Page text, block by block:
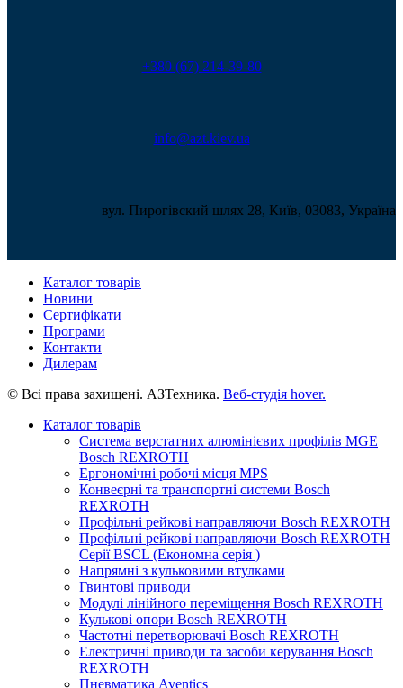
+380 (67) 214-39-80
info@azt.kiev.ua
вул. Пирогівский шлях 28, Київ, 03083, Україна
Каталог товарів
Новини
Сертифікати
Програми
Контакти
Дилерам
© Всі права захищені. АЗТехника. Веб-студія hover.
Каталог товарів
Система верстатних алюмінієвих профілів MGE
Bosch REXROTH
Ергономічні робочі місця MPS
Конвеєрні та транспортні системи Bosch
REXROTH
Профільні рейкові направляючи Bosch REXROTH
Профільні рейкові направляючи Bosch REXROTH
Серії BSCL (Економна серія )
Напрямні з кульковими втулками
Гвинтові приводи
Модулі лінійного переміщення Bosch REXROTH
Кулькові опори Bosch REXROTH
Частотні перетворювачі Bosch REXROTH
Електричні приводи та засоби керування Bosch
REXROTH
Пневматика Aventics